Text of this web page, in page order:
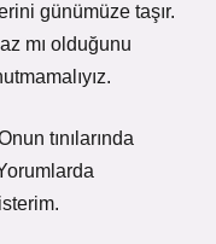
günümüze taşır.
mı olduğunu
tınılarında